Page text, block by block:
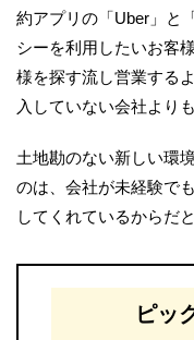
約アプリの「Uber」と
シーを利用したいお客
様を探す流し営業する
入していない会社より
土地勘のない新しい環
のは、会社が未経験で
してくれているからだ
ピッ